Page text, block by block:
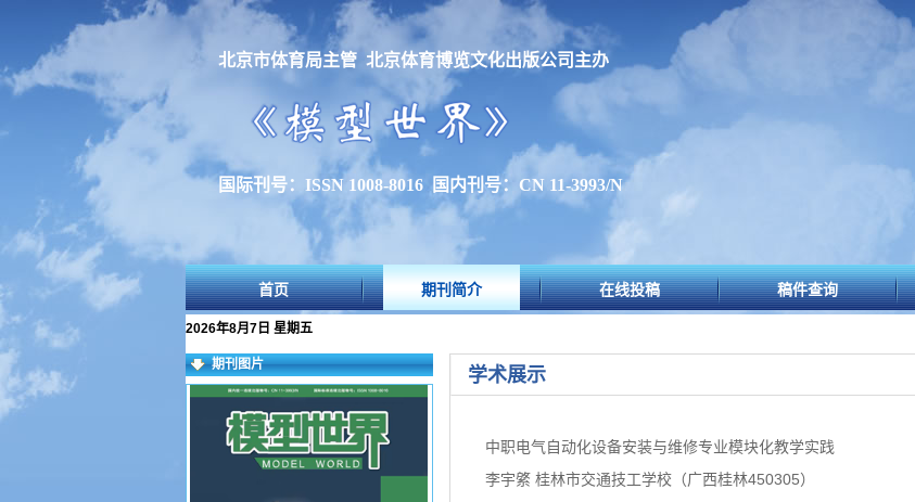
北京市体育局主管 北京体育博览文化出版公司主办
国际刊号：ISSN 1008-8016 国内刊号：CN 11-3993/N
首页 期刊简介 在线投稿 稿件查询
2026年8月7日 星期五
期刊图片 学术展示
中职电气自动化设备安装与维修专业模块化教学实践
李宇綮 桂林市交通技工学校（广西桂林450305）